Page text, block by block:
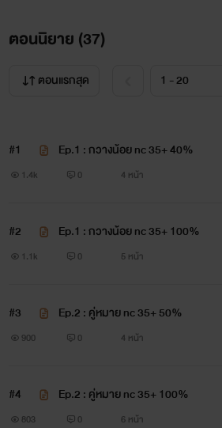
“อาเมาะจะกลับดอยค่ะ ไม่กลับไปกับพว
นี้ด้วย ด้านดาหวันถึงกับนิ่ง พูดไม่ออกเ
ทั้งนั้น ลูกอาเมาะเลี้ยงเองได้” เธอ
“ไม่ได้! ลูกต้องเป็นของฉัน และเธอด้ว
เธอจะมีปัญญาเลี้ยงลูกของฉันเหรอ เธอ
ขุดเผือกขุดมันขายบนดอยน่ะเหรอ”
“พี่เพ้อ หวันว่า...”
ตอนนิยาย (37)
ตอนแรกสุด
#1 Ep.1 : กวางน้อย nc 35+ 40%
1.4k 0 4 หน้า
#2 Ep.1 : กวางน้อย nc 35+ 100%
1.1k 0 5 หน้า
#3 Ep.2 : คู่หมาย nc 35+ 50%
900 0 4 หน้า
#4 Ep.2 : คู่หมาย nc 35+ 100%
803 0 6 หน้า